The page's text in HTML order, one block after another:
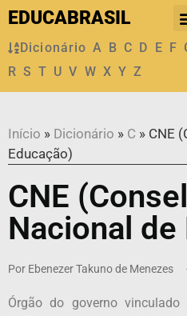
EDUCABRASIL
Dicionário A B C D E F
R S T U V W X Y Z
Início » Dicionário » C » CNE
Educação)
CNE
Nacional de
Por Ebenezer Takuno de Menezes
Órgão do governo